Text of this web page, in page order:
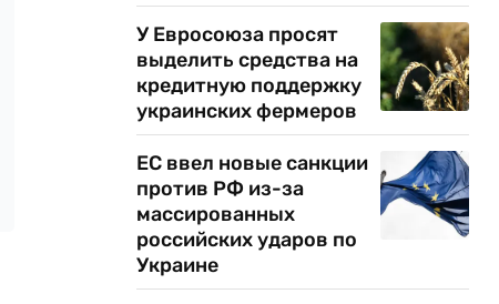
У Евросоюза просят
выделить средства на
кредитную поддержку
украинских фермеров
ЕС ввел новые санкции
против РФ из-за
массированных
российских ударов по
Украине